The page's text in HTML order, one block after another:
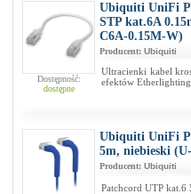
Dostępność:
dostępne
Ubiquiti UniFi
STP kat.6A
C6A-0.15M-W)
Producent: Ubiquiti
Ultracienki kabel
efektów
Ubiquiti UniFi
5m, niebieski
Producent: Ubiquiti
Patchcord UTP kat.6